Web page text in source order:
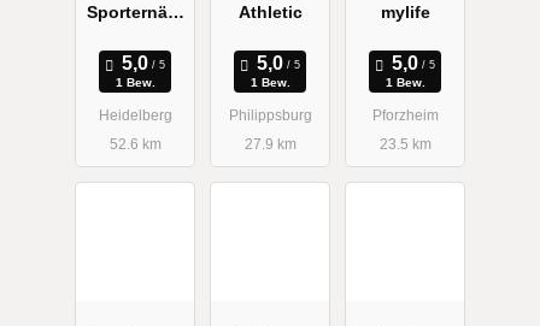
Sporternähr
1 Bew.
Heidelberg
52.6 km
Athletic
1 Bew.
Philippsburg
27.9 km
mylife
1 Bew.
Pforzheim
23.5 km